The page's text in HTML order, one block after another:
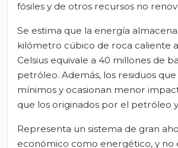
fósiles y de otros recursos no
Se estima que la energía
kilómetro cúbico de roca caliente
Celsius equivale a 40 millones de
petróleo. Además, los residuos
mínimos y ocasionan menor
que los originados por el petróleo
Representa un sistema de gran
económico como energético, y no